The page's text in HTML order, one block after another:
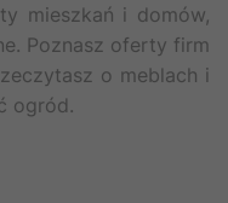
mieszkań i domów,
Poznasz oferty firm
o meblach i
ogród.